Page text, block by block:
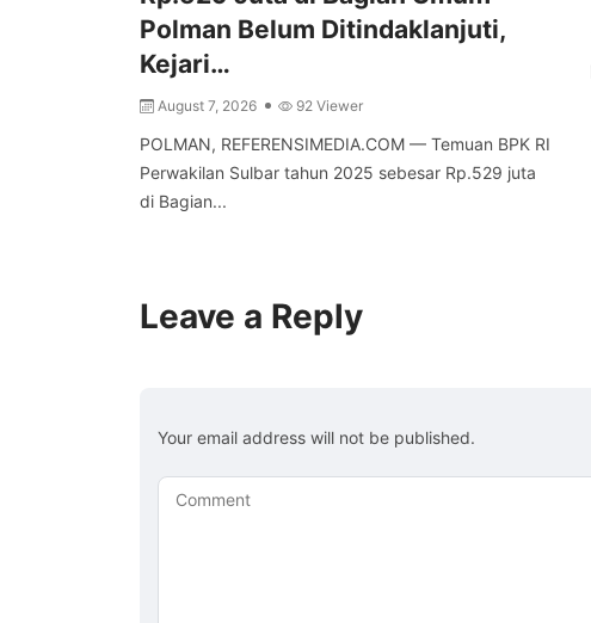
Polman Belum Ditindaklanjuti,
Kejari…
August 7, 2026 92 Viewer
POLMAN, REFERENSIMEDIA.COM — Temuan BPK RI
Perwakilan Sulbar tahun 2025 sebesar Rp.529 juta
di Bagian...
Leave a Reply
Your email address will not be published.
Comment